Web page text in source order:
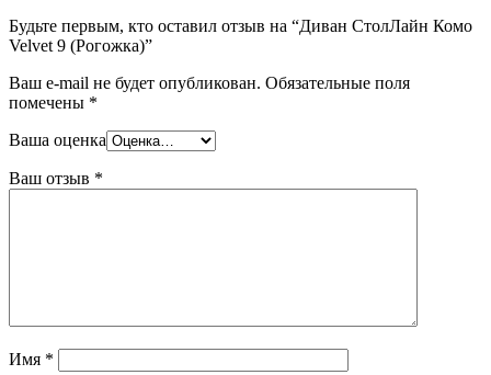
Будьте первым, кто оставил отзыв на “Диван СтолЛайн Комо
Velvet 9 (Рогожка)”
Ваш e-mail не будет опубликован. Обязательные поля
помечены *
Ваша оценка
Ваш отзыв *
Имя *